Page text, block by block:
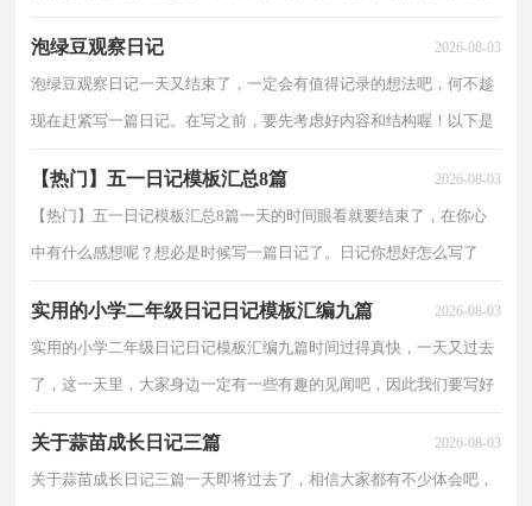
泡绿豆观察日记 2026-08-03
泡绿豆观察日记一天又结束了，一定会有值得记录的想法吧，何不趁
现在赶紧写一篇日记。在写之前，要先考虑好内容和结构喔！以下是
【热门】五一日记模板汇总8篇 2026-08-03
【热门】五一日记模板汇总8篇一天的时间眼看就要结束了，在你心
中有什么感想呢？想必是时候写一篇日记了。日记你想好怎么写了
实用的小学二年级日记日记模板汇编九篇 2026-08-03
实用的小学二年级日记日记模板汇编九篇时间过得真快，一天又过去
了，这一天里，大家身边一定有一些有趣的见闻吧，因此我们要写好
关于蒜苗成长日记三篇 2026-08-03
关于蒜苗成长日记三篇一天即将过去了，相信大家都有不少体会吧，